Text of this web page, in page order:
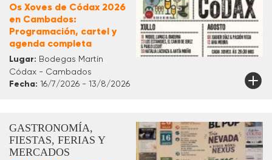
Os Xoves de Códax 2026
en Cambados:
Programación, cartel y
agenda completa
Lugar: Bodegas Martín
Códax - Cambados
Fecha: 16/7/2026 - 13/8/2026
GASTRONOMÍA,
FIESTAS, FERIAS Y
MERCADOS